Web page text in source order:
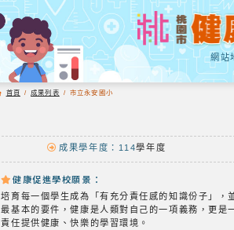
網站
首頁 / 成果列表 / 市立永安國小
成果學年度：114學年度
健康促進學校願景：
培育每一個學生成為「有充分責任感的知識份子」
最基本的要件，健康是人類對自己的一項義務，更
責任提供健康、快樂的學習環境。